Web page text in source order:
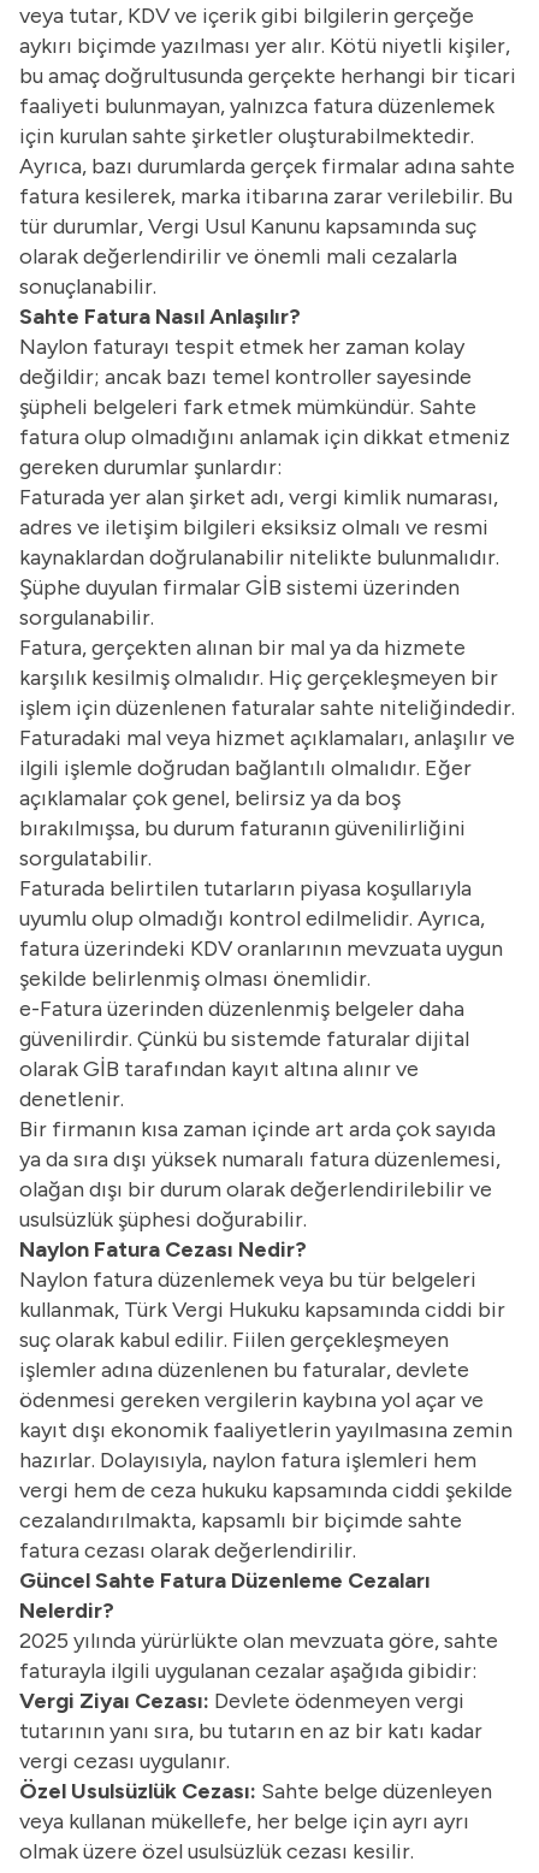
veya tutar, KDV ve içerik gibi bilgilerin gerçeğe
aykırı biçimde yazılması yer alır. Kötü niyetli kişiler,
bu amaç doğrultusunda gerçekte herhangi bir ticari
faaliyeti bulunmayan, yalnızca fatura düzenlemek
için kurulan sahte şirketler oluşturabilmektedir.
Ayrıca, bazı durumlarda gerçek firmalar adına sahte
fatura kesilerek, marka itibarına zarar verilebilir. Bu
tür durumlar, Vergi Usul Kanunu kapsamında suç
olarak değerlendirilir ve önemli mali cezalarla
sonuçlanabilir.
Sahte Fatura Nasıl Anlaşılır?
Naylon faturayı tespit etmek her zaman kolay
değildir; ancak bazı temel kontroller sayesinde
şüpheli belgeleri fark etmek mümkündür. Sahte
fatura olup olmadığını anlamak için dikkat etmeniz
gereken durumlar şunlardır:
Faturada yer alan şirket adı, vergi kimlik numarası,
adres ve iletişim bilgileri eksiksiz olmalı ve resmi
kaynaklardan doğrulanabilir nitelikte bulunmalıdır.
Şüphe duyulan firmalar GİB sistemi üzerinden
sorgulanabilir.
Fatura, gerçekten alınan bir mal ya da hizmete
karşılık kesilmiş olmalıdır. Hiç gerçekleşmeyen bir
işlem için düzenlenen faturalar sahte niteliğindedir.
Faturadaki mal veya hizmet açıklamaları, anlaşılır ve
ilgili işlemle doğrudan bağlantılı olmalıdır. Eğer
açıklamalar çok genel, belirsiz ya da boş
bırakılmışsa, bu durum faturanın güvenilirliğini
sorgulatabilir.
Faturada belirtilen tutarların piyasa koşullarıyla
uyumlu olup olmadığı kontrol edilmelidir. Ayrıca,
fatura üzerindeki KDV oranlarının mevzuata uygun
şekilde belirlenmiş olması önemlidir.
e-Fatura üzerinden düzenlenmiş belgeler daha
güvenilirdir. Çünkü bu sistemde faturalar dijital
olarak GİB tarafından kayıt altına alınır ve
denetlenir.
Bir firmanın kısa zaman içinde art arda çok sayıda
ya da sıra dışı yüksek numaralı fatura düzenlemesi,
olağan dışı bir durum olarak değerlendirilebilir ve
usulsüzlük şüphesi doğurabilir.
Naylon Fatura Cezası Nedir?
Naylon fatura düzenlemek veya bu tür belgeleri
kullanmak, Türk Vergi Hukuku kapsamında ciddi bir
suç olarak kabul edilir. Fiilen gerçekleşmeyen
işlemler adına düzenlenen bu faturalar, devlete
ödenmesi gereken vergilerin kaybına yol açar ve
kayıt dışı ekonomik faaliyetlerin yayılmasına zemin
hazırlar. Dolayısıyla, naylon fatura işlemleri hem
vergi hem de ceza hukuku kapsamında ciddi şekilde
cezalandırılmakta, kapsamlı bir biçimde sahte
fatura cezası olarak değerlendirilir.
Güncel Sahte Fatura Düzenleme Cezaları
Nelerdir?
2025 yılında yürürlükte olan mevzuata göre, sahte
faturayla ilgili uygulanan cezalar aşağıda gibidir:
Vergi Ziyaı Cezası: Devlete ödenmeyen vergi
tutarının yanı sıra, bu tutarın en az bir katı kadar
vergi cezası uygulanır.
Özel Usulsüzlük Cezası: Sahte belge düzenleyen
veya kullanan mükellefe, her belge için ayrı ayrı
olmak üzere özel usulsüzlük cezası kesilir.